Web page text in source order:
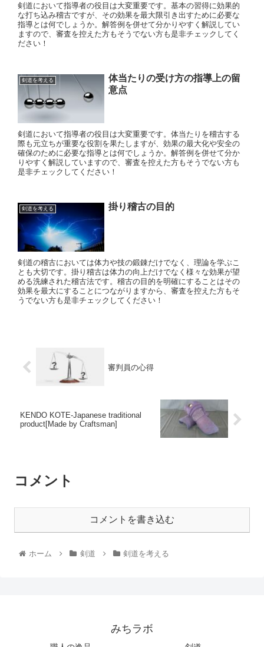
剣道において指導者の役目は大変重要です。基本の習得に効果的
な打ち込み稽古ですが、その効果を最大限引き出すために必要な
指導とは何でしょうか。解答例を併せて分かりやすく解説してい
ますので、審査を控えた方もそうでない方も是非チェックしてく
ださい！
剣道を考える
体当たりの受け方の指導上の留
意点
剣道において指導者の役目は大変重要です。体当たりを稽古する
際も元立ちが重要な役割を果たしますが、効果の最大化や安全の
確保のために必要な指導とは何でしょうか。解答例を併せて分か
りやすく解説していますので、審査を控えた方もそうでない方も
是非チェックしてください！
剣道を考える 掛り稽古の目的
剣道の稽古においては体力や技の鍛錬だけでなく、理論を学ぶこ
とも大切です。掛り稽古は体力の向上だけでなく様々な効果が望
める洗練された稽古法です。稽古の目的を明確にすることはその
効果を最大にすることにつながりますから、審査を控えた方もそ
うでない方も是非チェックしてください！
審判員の心得
KENDO KOTE-Japanese traditional
product[Made by Craftsman]
コメント
コメントを書き込む
ホーム 剣道 剣道を考える
みちラボ